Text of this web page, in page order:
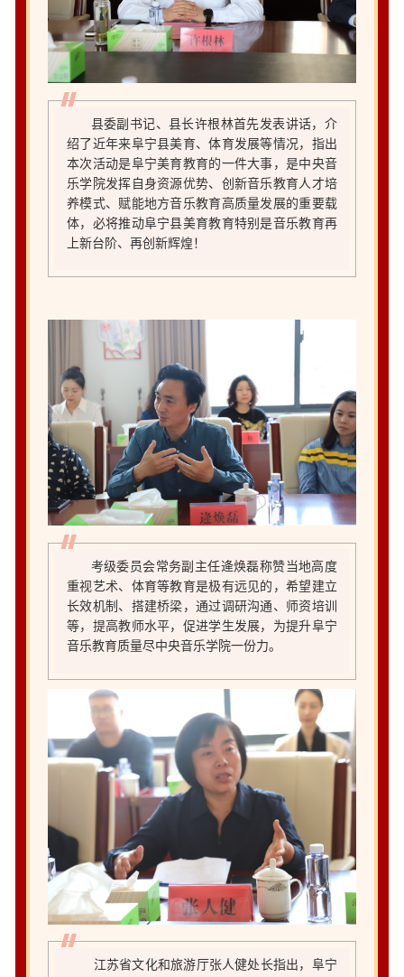
县委副书记、县长许根林首先发表讲话，介
绍了近年来阜宁县美育、体育发展等情况，指出
本次活动是阜宁美育教育的一件大事，是中央音
乐学院发挥自身资源优势、创新音乐教育人才培
养模式、赋能地方音乐教育高质量发展的重要载
体，必将推动阜宁县美育教育特别是音乐教育再
上新台阶、再创新辉煌！
考级委员会常务副主任逄焕磊称赞当地高度
重视艺术、体育等教育是极有远见的，希望建立
长效机制、搭建桥梁，通过调研沟通、师资培训
等，提高教师水平，促进学生发展，为提升阜宁
音乐教育质量尽中央音乐学院一份力。
江苏省文化和旅游厅张人健处长指出，阜宁